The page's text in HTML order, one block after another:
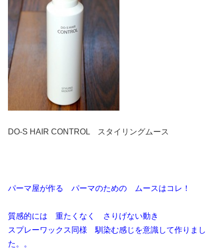
DO-S HAIR CONTROL スタイリングムース
パーマ屋が作る パーマのための ムースはコレ！
質感的には 重たくなく さりげない動き
スプレーワックス同様 馴染む感じを意識して作りまし
た。。